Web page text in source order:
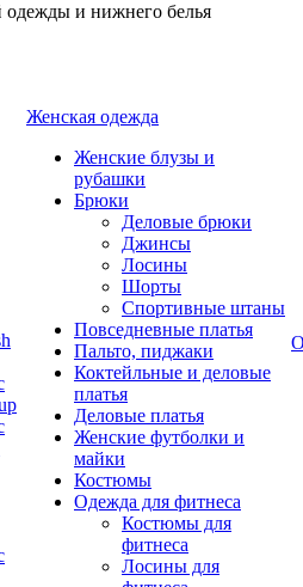
одежды и нижнего белья
Женская одежда
Женские блузы и
рубашки
Брюки
Деловые брюки
Джинсы
Лосины
Шорты
Спортивные штаны
Повседневные платья
Пальто, пиджаки
Коктейльные и деловые
платья
Деловые платья
Женские футболки и
майки
Костюмы
Одежда для фитнеса
Костюмы для
фитнеса
Лосины для